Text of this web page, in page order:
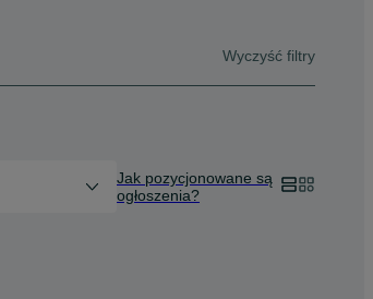
Wyczyść filtry
Jak pozycjonowane są
ogłoszenia?